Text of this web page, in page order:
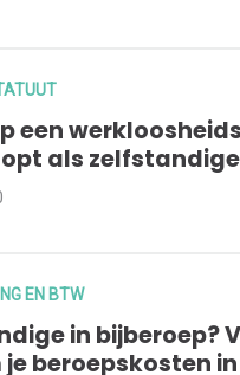
een
als
EN BTW
in bijberoep?
beroepskosten